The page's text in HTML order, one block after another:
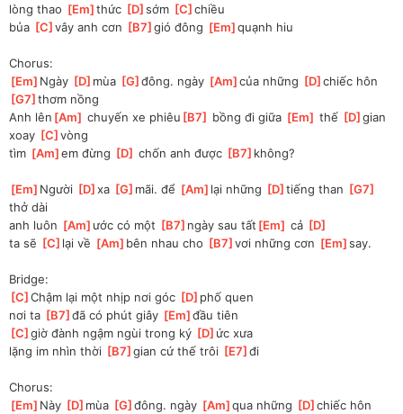
lòng thao [Em ]thức [D ]
sớm [C ]
chiều
bủa [C ]
vây anh cơn [B7 ]
gió đông [Em ]
quạnh hiu
Chorus:
[Em ]Ngày [D ]mùa [G ]
đông. ngày [Am ]
của những [D ]
chiếc hôn
G7 ]thơm nồng
Anh lên [Am ] chuyến xe phiêu [B7 bồng đi giữa [Em ] thế [D ]
gian
xoay [C ]
vòng
tìm [Am ]
em đừng [D ] chốn anh được [B7 ]không?
[Em ]Người [D ]
xa [G ]mãi. để [Am ]lại những [D ]tiếng than [G7
thở dài
anh luôn [Am ]ước có một [B7 ]ngày sau tất [Em ] cả [D
ta sẽ [C ]lại về [Am ]bên nhau cho [B7 ]
vơi những cơn [Em ]
say.
Bridge:
[C ]
Chậm lại một nhịp nơi góc [D ]phố quen
nơi ta [B7 ]
đã có phút giây [Em ]
đầu tiên
[C ]
giờ đành ngậm ngùi trong ký [D ]ức xưa
lặng im nhìn thời [B7 ]
gian cứ thế trôi [E7 ]
đi
Chorus:
[Em ]Này [D ]mùa [G ]
đông. ngày [Am ]
qua những [D ]
chiếc hôn